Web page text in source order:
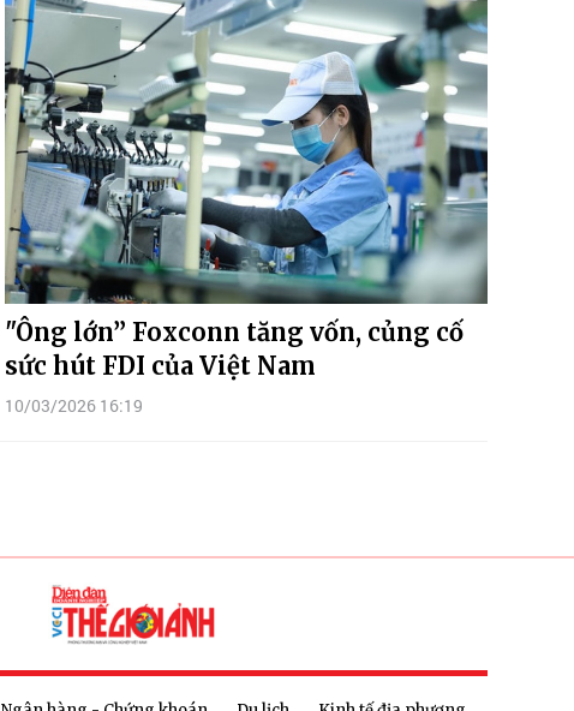
"Ông lớn” Foxconn tăng vốn, củng cố
sức hút FDI của Việt Nam
10/03/2026 16:19